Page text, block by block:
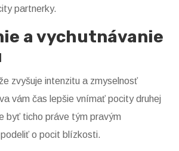
partnerky.
a vychutnávanie
zvyšuje intenzitu a zmyselnosť
vám čas lepšie vnímať pocity druhej
byť ticho práve tým pravým
o pocit blízkosti.